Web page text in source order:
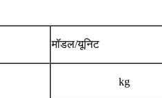
मॉडल/यूनिट
kg